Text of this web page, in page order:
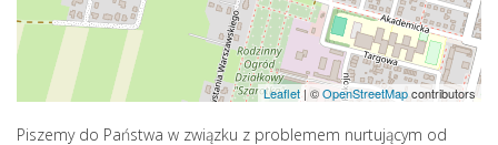
Leaflet| ©OpenStreetMapcontributors
Piszemy do Państwa w związku z problemem nurtującym od